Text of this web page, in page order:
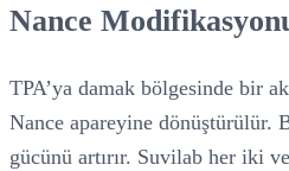
Nance
TPA’ya damak bölgesinde bir
Nance apareyine dönüştürülür.
gücünü artırır. Suvilab her iki